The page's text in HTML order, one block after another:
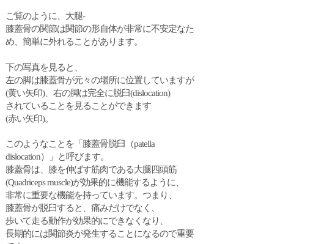
ご覧のように、大腿‐
膝蓋骨の関節は関節の形自体が非常に不安定なた
め、簡単に外れることがあります。
下の写真を見ると、
左の脚は膝蓋骨が元々の場所に位置していますが
(黄い矢印)、右の脚は完全に脱臼(dislocation)
されていることを見ることができます
(赤い矢印)。
このようなことを「膝蓋骨脱臼（patella
dislocation）」と呼びます。
膝蓋骨は、膝を伸ばす筋肉である大腿四頭筋
(Quadriceps muscle)が効果的に機能するように、
非常に重要な機能を持っています。つまり、
膝蓋骨が脱臼すると、痛みだけでなく、
歩いて走る動作が効果的にできなくなり、
長期的には関節炎が発生することになるので重要